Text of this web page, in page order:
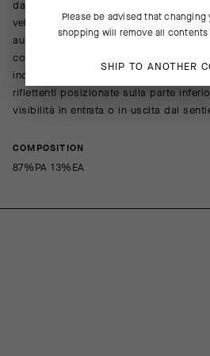
dagli spruzzi e dal fango dei sentieri;
velocemente, evitando che l’acqua
aumentandone il peso. La tasca con
consentono di riporre gli oggetti al
incollati riducono il peso e l’attrito fra
riflettenti posizionate sulla parte
visibilità in entrata o in uscita dal
COMPOSITION
87%PA 13%EA
Please be advised that
shopping will remove all
SHIP TO ANOTHER